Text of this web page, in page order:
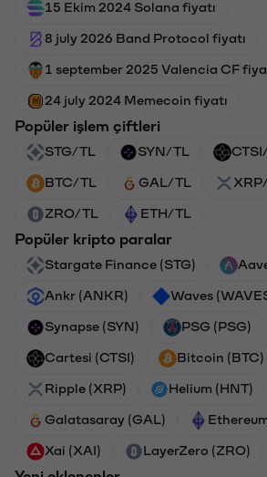
15 Ekim 2024 Solana fiyatı
8 july 2026 Band Protocol fiyatı
1 september 2025 Valencia CF
24 july 2024 Memecoin fiyatı
Popüler işlem çiftleri
STG/TL SYN/TL
BTC/TL GAL/TL
ZRO/TL ETH/TL
Popüler kripto paralar
Stargate Finance (STG)
Ankr (ANKR) Waves
Synapse (SYN) PSG (PSG)
Cartesi (CTSI) Bitcoin (BTC)
Ripple (XRP) Helium (HNT)
Galatasaray (GAL)
Xai (XAI) LayerZero (ZRO)